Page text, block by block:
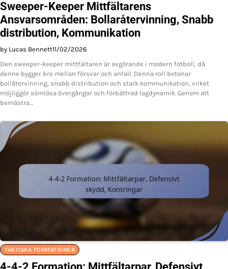
Sweeper-Keeper Mittfältarens
Ansvarsområden: Bollaråtervinning, Snabb
distribution, Kommunikation
by Lucas Bennett11/02/2026
Den sweeper-keeper mittfältaren är avgörande i modern fotboll, då
denne bygger bro mellan försvar och anfall. Denna roll betonar
bollåtervinning, snabb distribution och stark kommunikation, vilket
möjliggör sömlösa övergångar och förbättrad lagdynamik. Genom att
bemästra…
TAKTISKA FORMATIONER